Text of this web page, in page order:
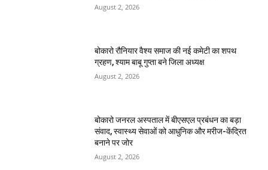
August 2, 2026
बोकारो रौनियार वैश्य समाज की नई कमेटी का शपथ
ग्रहण, श्याम बाबू गुप्ता बने जिला अध्यक्ष
August 2, 2026
बोकारो जनरल अस्पताल में बीएसएल प्रबंधन का बड़ा
संवाद, स्वास्थ्य सेवाओं को आधुनिक और मरीज-केंद्रित
बनाने पर जोर
August 2, 2026